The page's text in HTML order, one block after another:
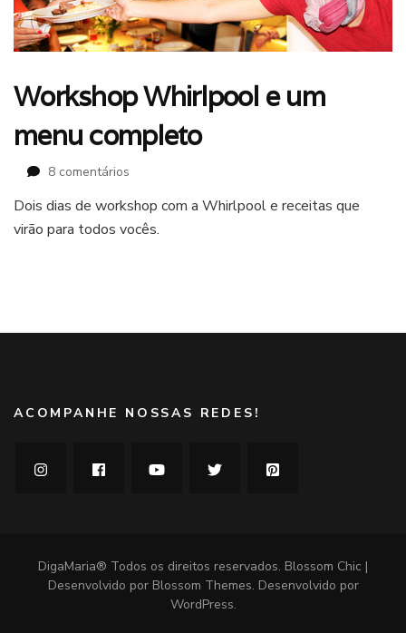
Workshop Whirlpool e um
menu completo
8 comentários
Whirlpool
e
Dois dias de workshop com a Whirlpool e receitas que
virão para todos vocês.
ACOMPANHE NOSSAS REDES!
DigaMaria® Todos os direitos reservados. Blossom Chic |
Desenvolvido por Blossom Themes. Desenvolvido por
WordPress.